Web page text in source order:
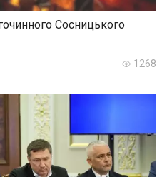
Сосницького
1268